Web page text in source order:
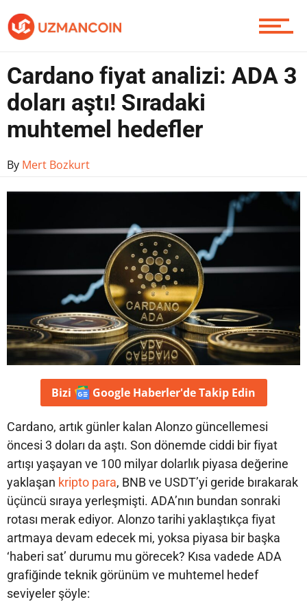
Piyasa
Soru Sor
Cardano fiyat analizi: ADA 3
doları aştı! Sıradaki
muhtemel hedefler
By Mert Bozkurt
Bizi Google Haberler'deTakip Edin
Cardano, artık günler kalan Alonzo güncellemesi
öncesi 3 doları da aştı. Son dönemde ciddi bir fiyat
artışı yaşayan ve 100 milyar dolarlık piyasa değerine
yaklaşan kripto para, BNB ve USDT’yi geride bırakarak
üçüncü sıraya yerleşmişti. ADA’nın bundan sonraki
rotası merak ediyor. Alonzo tarihi yaklaştıkça fiyat
artmaya devam edecek mi, yoksa piyasa bir başka
‘haberi sat’ durumu mu görecek? Kısa vadede ADA
grafiğinde teknik görünüm ve muhtemel hedef
seviyeler şöyle: